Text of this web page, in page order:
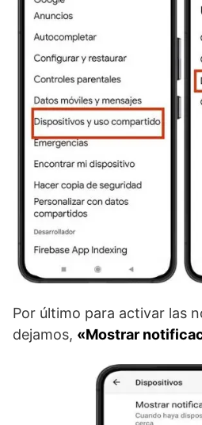
Por último para activar las
dejamos, «Mostrar